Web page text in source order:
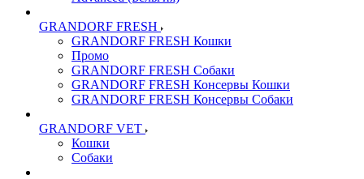
GRANDORF FRESH
GRANDORF FRESH Кошки
Промо
GRANDORF FRESH Собаки
GRANDORF FRESH Консервы Кошки
GRANDORF FRESH Консервы Собаки
GRANDORF VET
Кошки
Собаки